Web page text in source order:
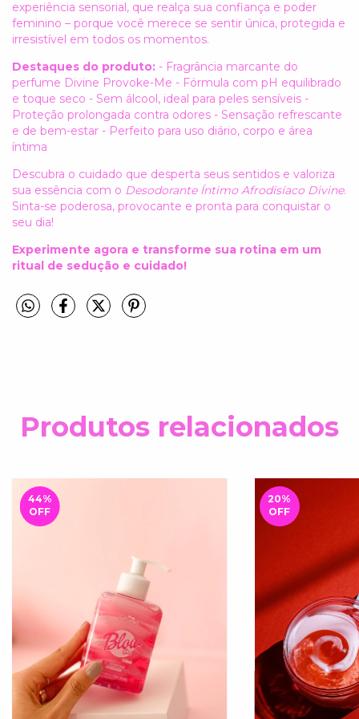
experiência sensorial, que realça sua confiança e poder
feminino – porque você merece se sentir única, protegida e
irresistível em todos os momentos.
Destaques do produto: - Fragrância marcante do
perfume Divine Provoke-Me - Fórmula com pH equilibrado
e toque seco - Sem álcool, ideal para peles sensíveis -
Proteção prolongada contra odores - Sensação refrescante
e de bem-estar - Perfeito para uso diário, corpo e área
íntima
Descubra o cuidado que desperta seus sentidos e valoriza
sua essência com o Desodorante Íntimo Afrodisíaco Divine.
Sinta-se poderosa, provocante e pronta para conquistar o
seu dia!
Experimente agora e transforme sua rotina em um
ritual de sedução e cuidado!
Produtos relacionados
44%
OFF
20%
OFF